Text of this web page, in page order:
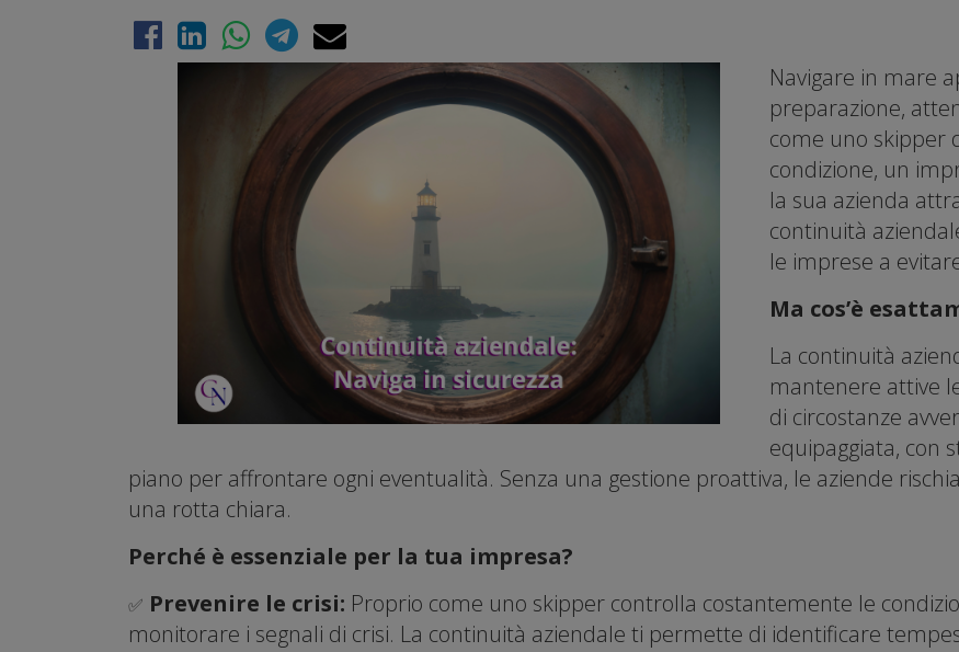
Navigare in mare
preparazione,
come uno skipper
condizione, un
la sua azienda
continuità
le imprese a
Ma cos’è
La continuità
mantenere attive
di circostanze
equipaggiata, con
piano per affrontare ogni eventualità. Senza una gestione proattiva, le aziende
una rotta chiara.
Perché è essenziale per la tua impresa?
✅ Prevenire le crisi: Proprio come uno skipper controlla costantemente le
monitorare i segnali di crisi. La continuità aziendale ti permette di identificare